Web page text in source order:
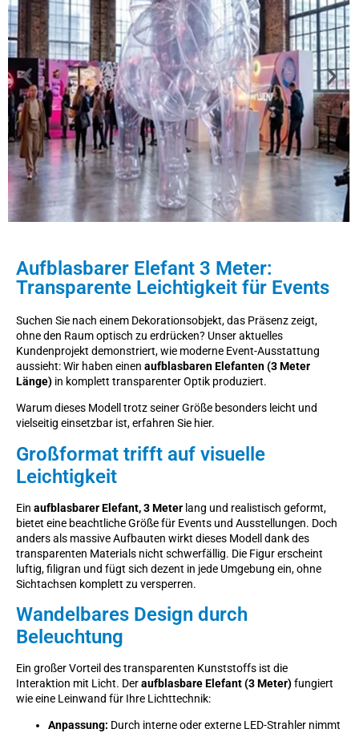
Aufblasbarer Elefant 3 Meter:
Transparente Leichtigkeit für Events
Suchen Sie nach einem Dekorationsobjekt, das Präsenz zeigt,
ohne den Raum optisch zu erdrücken? Unser aktuelles
Kundenprojekt demonstriert, wie moderne Event-Ausstattung
aussieht: Wir haben einen aufblasbaren Elefanten (3 Meter
Länge) in komplett transparenter Optik produziert.
Warum dieses Modell trotz seiner Größe besonders leicht und
vielseitig einsetzbar ist, erfahren Sie hier.
Großformat trifft auf visuelle
Leichtigkeit
Ein aufblasbarer Elefant, 3 Meter lang und realistisch geformt,
bietet eine beachtliche Größe für Events und Ausstellungen. Doch
anders als massive Aufbauten wirkt dieses Modell dank des
transparenten Materials nicht schwerfällig. Die Figur erscheint
luftig, filigran und fügt sich dezent in jede Umgebung ein, ohne
Sichtachsen komplett zu versperren.
Wandelbares Design durch
Beleuchtung
Ein großer Vorteil des transparenten Kunststoffs ist die
Interaktion mit Licht. Deraufblasbare Elefant (3 Meter)fungiert
wie eine Leinwand für Ihre Lichttechnik:
Anpassung: Durch interne oder externe LED-Strahler nimmt